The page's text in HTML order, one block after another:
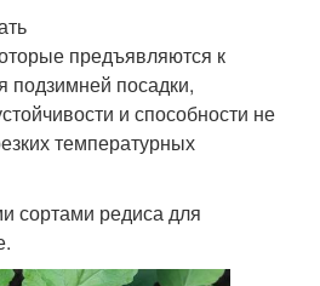
предъявляются к
подзимней посадки,
и способности не
температурных
сортами редиса для